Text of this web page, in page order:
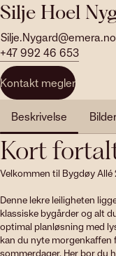
Silje Hoel
Silje.Nygard@emera.no
+47 992 46 653
Kontakt megler
Beskrivelse
Bilder
Kort
Velkommen til Bygdøy Allé
Denne lekre leiligheten
klassiske bygårder og alt
optimal planløsning med
kan du nyte morgenkaffen
sommerdager. Her bor du